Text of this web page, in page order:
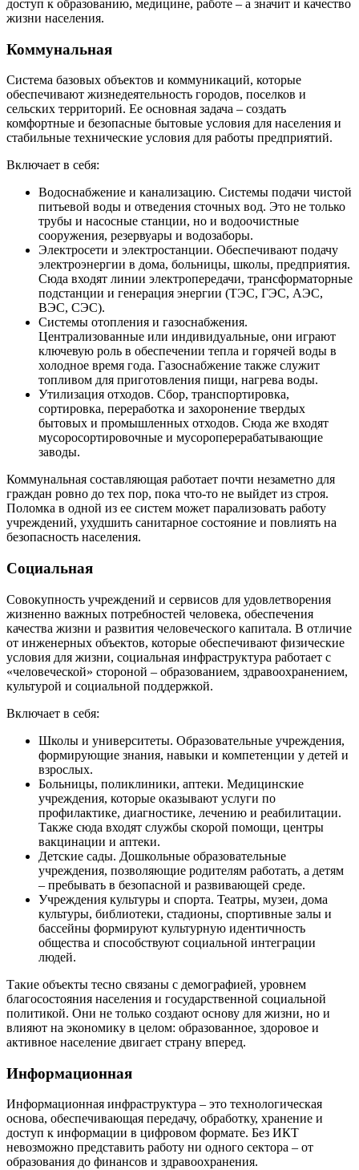
доступ к образованию, медицине, работе – а значит и качество
жизни населения.
Коммунальная
Система базовых объектов и коммуникаций, которые
обеспечивают жизнедеятельность городов, поселков и
сельских территорий. Ее основная задача – создать
комфортные и безопасные бытовые условия для населения и
стабильные технические условия для работы предприятий.
Включает в себя:
Водоснабжение и канализацию. Системы подачи чистой
питьевой воды и отведения сточных вод. Это не только
трубы и насосные станции, но и водоочистные
сооружения, резервуары и водозаборы.
Электросети и электростанции. Обеспечивают подачу
электроэнергии в дома, больницы, школы, предприятия.
Сюда входят линии электропередачи, трансформаторные
подстанции и генерация энергии (ТЭС, ГЭС, АЭС,
ВЭС, СЭС).
Системы отопления и газоснабжения.
Централизованные или индивидуальные, они играют
ключевую роль в обеспечении тепла и горячей воды в
холодное время года. Газоснабжение также служит
топливом для приготовления пищи, нагрева воды.
Утилизация отходов. Сбор, транспортировка,
сортировка, переработка и захоронение твердых
бытовых и промышленных отходов. Сюда же входят
мусоросортировочные и мусороперерабатывающие
заводы.
Коммунальная составляющая работает почти незаметно для
граждан ровно до тех пор, пока что-то не выйдет из строя.
Поломка в одной из ее систем может парализовать работу
учреждений, ухудшить санитарное состояние и повлиять на
безопасность населения.
Социальная
Совокупность учреждений и сервисов для удовлетворения
жизненно важных потребностей человека, обеспечения
качества жизни и развития человеческого капитала. В отличие
от инженерных объектов, которые обеспечивают физические
условия для жизни, социальная инфраструктура работает с
«человеческой» стороной – образованием, здравоохранением,
культурой и социальной поддержкой.
Включает в себя:
Школы и университеты. Образовательные учреждения,
формирующие знания, навыки и компетенции у детей и
взрослых.
Больницы, поликлиники, аптеки. Медицинские
учреждения, которые оказывают услуги по
профилактике, диагностике, лечению и реабилитации.
Также сюда входят службы скорой помощи, центры
вакцинации и аптеки.
Детские сады. Дошкольные образовательные
учреждения, позволяющие родителям работать, а детям
– пребывать в безопасной и развивающей среде.
Учреждения культуры и спорта. Театры, музеи, дома
культуры, библиотеки, стадионы, спортивные залы и
бассейны формируют культурную идентичность
общества и способствуют социальной интеграции
людей.
Такие объекты тесно связаны с демографией, уровнем
благосостояния населения и государственной социальной
политикой. Они не только создают основу для жизни, но и
влияют на экономику в целом: образованное, здоровое и
активное население двигает страну вперед.
Информационная
Информационная инфраструктура – это технологическая
основа, обеспечивающая передачу, обработку, хранение и
доступ к информации в цифровом формате. Без ИКТ
невозможно представить работу ни одного сектора – от
образования до финансов и здравоохранения.